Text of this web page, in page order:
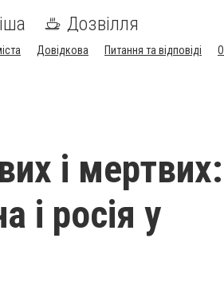
Дозвілля
Довідкова Питання та відповіді
і
і росія у